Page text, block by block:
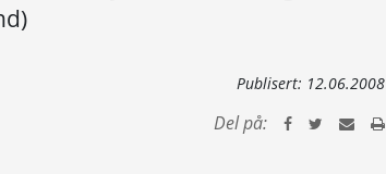
Publisert: 12.06.2008
Del på: